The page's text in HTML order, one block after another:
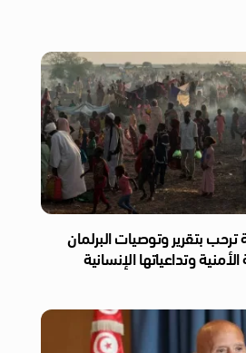
بتقرير وتوصيات البرلمان
وتداعياتها الإنسانية